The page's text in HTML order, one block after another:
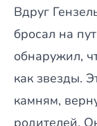
Вдруг
бросал на
обнаружил,
как звезды.
камням,
родителей.